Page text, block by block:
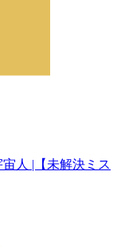
人 |【未解決ミス